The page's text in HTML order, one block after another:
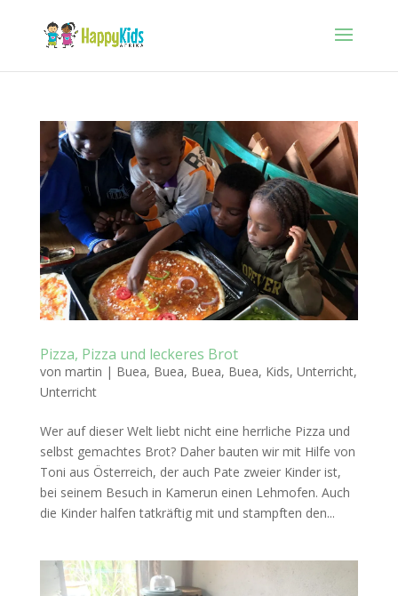
Pizza, Pizza und leckeres Brot
von martin | Buea, Buea, Buea, Buea, Kids, Unterricht,
Unterricht
Wer auf dieser Welt liebt nicht eine herrliche Pizza und
selbst gemachtes Brot? Daher bauten wir mit Hilfe von
Toni aus Österreich, der auch Pate zweier Kinder ist,
bei seinem Besuch in Kamerun einen Lehmofen. Auch
die Kinder halfen tatkräftig mit und stampften den...